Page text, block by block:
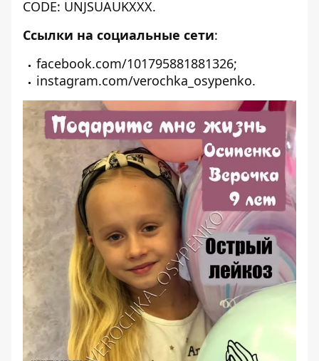
CODE: UNJSUAUKXXX.
Ссылки на социальные сети:
facebook.com/101795881881326;
instagram.com/verochka_osypenko.